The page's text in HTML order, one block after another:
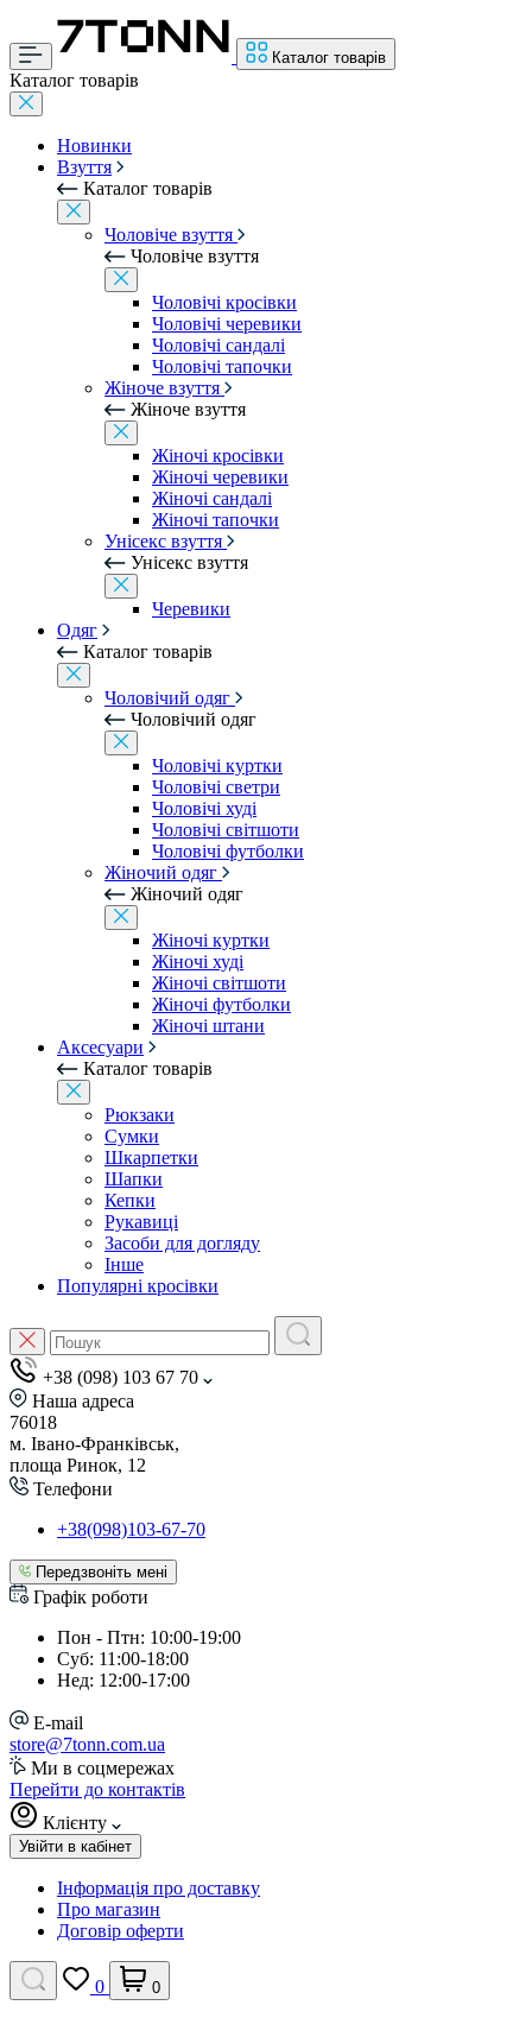
Каталог товарів
Каталог товарів
Новинки
Взуття
Каталог товарів
Чоловіче взуття
Чоловіче взуття
Чоловічі кросівки
Чоловічі черевики
Чоловічі сандалі
Чоловічі тапочки
Жіноче взуття
Жіноче взуття
Жіночі кросівки
Жіночі черевики
Жіночі сандалі
Жіночі тапочки
Унісекс взуття
Унісекс взуття
Черевики
Одяг
Каталог товарів
Чоловічий одяг
Чоловічий одяг
Чоловічі куртки
Чоловічі светри
Чоловічі худі
Чоловічі світшоти
Чоловічі футболки
Жіночий одяг
Жіночий одяг
Жіночі куртки
Жіночі худі
Жіночі світшоти
Жіночі футболки
Жіночі штани
Аксесуари
Каталог товарів
Рюкзаки
Сумки
Шкарпетки
Шапки
Кепки
Рукавиці
Засоби для догляду
Інше
Популярні кросівки
+38 (098) 103 67 70
Наша адреса
76018
м. Івано-Франківськ,
площа Ринок, 12
Телефони
+38(098)103-67-70
Передзвоніть мені
Графік роботи
Пон - Птн: 10:00-19:00
Суб: 11:00-18:00
Нед: 12:00-17:00
E-mail
store@7tonn.com.ua
Ми в соцмережах
Перейти до контактів
Клієнту
Увійти в кабінет
Інформація про доставку
Про магазин
Договір оферти
0 0